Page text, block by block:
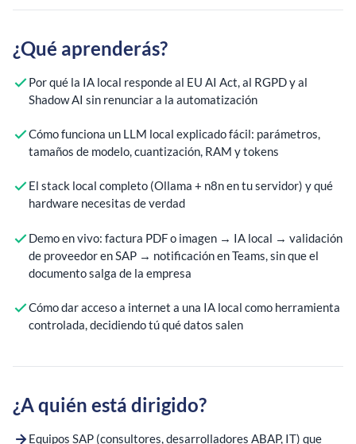
¿Qué aprenderás?
Por qué la IA local responde al EU AI Act, al RGPD y al
Shadow AI sin renunciar a la automatización
Cómo funciona un LLM local explicado fácil: parámetros,
tamaños de modelo, cuantización, RAM y tokens
El stack local completo (Ollama + n8n en tu servidor) y qué
hardware necesitas de verdad
Demo en vivo: factura PDF o imagen → IA local → validación
de proveedor en SAP → notificación en Teams, sin que el
documento salga de la empresa
Cómo dar acceso a internet a una IA local como herramienta
controlada, decidiendo tú qué datos salen
¿A quién está dirigido?
Equipos SAP (consultores, desarrolladores ABAP, IT) que